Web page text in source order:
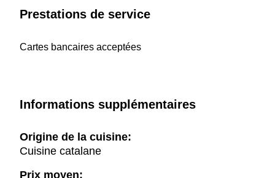
Prestations de service
Cartes bancaires acceptées
Informations supplémentaires
Origine de la cuisine:
Cuisine catalane
Prix moyen: